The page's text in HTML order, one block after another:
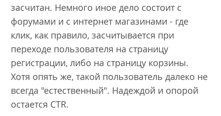
засчитан. Немного иное дело состоит с
форумами и с интернет магазинами - где
клик, как правило, засчитывается при
переходе пользователя на страницу
регистрации, либо на страницу корзины.
Хотя опять же, такой пользователь далеко не
всегда "естественный". Надеждой и опорой
остается CTR.